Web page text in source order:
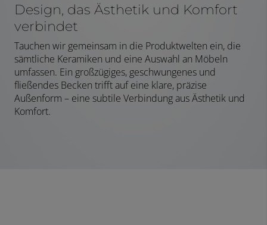
Design, das Ästhetik und Komfort
verbindet
Tauchen wir gemeinsam in die Produktwelten ein, die
sämtliche Keramiken und eine Auswahl an Möbeln
umfassen. Ein großzügiges, geschwungenes und
fließendes Becken trifft auf eine klare, präzise
Außenform – eine subtile Verbindung aus Ästhetik und
Komfort.